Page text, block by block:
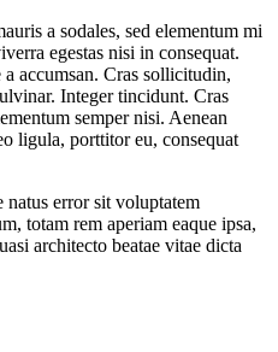
a sodales, sed elementum mi
egestas nisi in consequat.
a accumsan. Cras sollicitudin,
Integer tincidunt. Cras
semper nisi. Aenean
ligula, porttitor eu, consequat
natus error sit voluptatem
totam rem aperiam eaque ipsa,
architecto beatae vitae dicta